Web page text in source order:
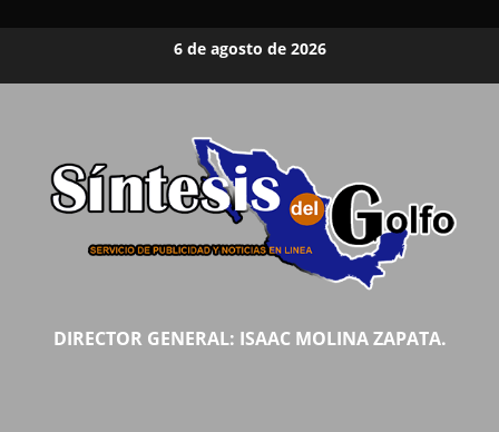
6 de agosto de 2026
DIRECTOR GENERAL: ISAAC MOLINA ZAPATA.